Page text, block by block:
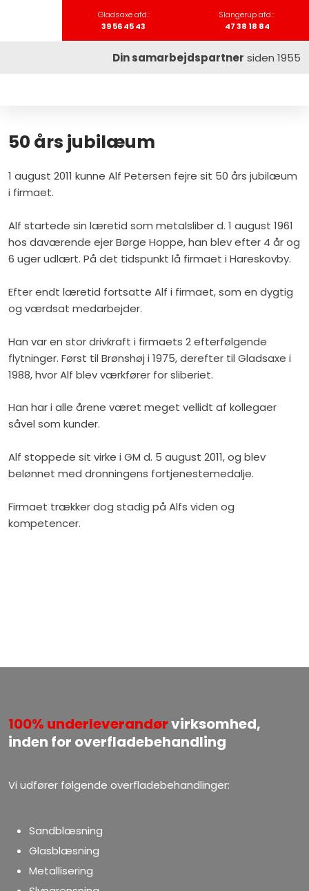
Gladsaxe afd.:​​
39 56 45 43
Slangerup afd.:​​
47 38 18 84
Din samarbejdspartner siden 1955
50 års jubilæum
1 august 2011 kunne Alf Petersen fejre sit 50 års jubilæum
i firmaet.
Alf startede sin læretid som metalsliber d. 1 august 1961
hos daværende ejer Børge Hoppe, han blev efter 4 år og
6 uger udlært. På det tidspunkt lå firmaet i Hareskovby.
Efter endt læretid fortsatte Alf i firmaet, som en dygtig
og værdsat medarbejder.​
Han var en stor drivkraft i firmaets 2 efterfølgende
flytninger. Først til Brønshøj i 1975, derefter til Gladsaxe i
1988, hvor Alf blev værkfører for sliberiet.
Han har i alle årene været meget vellidt af kollegaer
såvel som kunder.
Alf stoppede sit virke i GM d. 5 august 2011, og blev
belønnet med dronningens fortjenestemedalje.
Firmaet trækker dog stadig på Alfs viden og
kompetencer.​
100% underleverandørvirksomhed,
​​inden for overfladebehandling
​Vi udfører følgende overfladebehandlinger:​​​
Sandblæsning
Glasblæsning
Metallisering​